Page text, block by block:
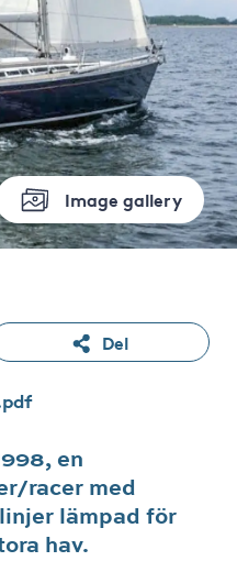
Image gallery
Del
en
racer med
lämpad för
hav.